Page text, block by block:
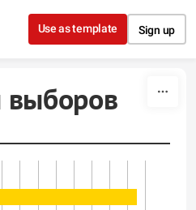
to content
Use as template Sign up
выборов